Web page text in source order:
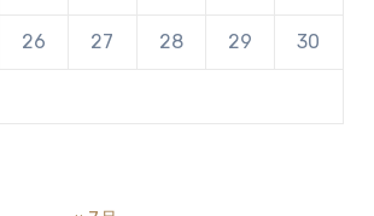
26 27 28 29 30